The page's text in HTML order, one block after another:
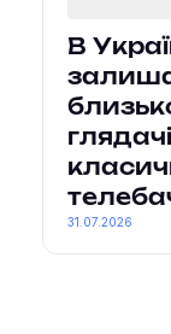
В
31.07.2026